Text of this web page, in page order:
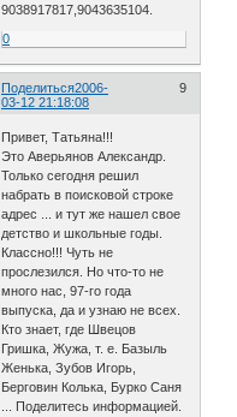
9038917817,9043635104.
0
Поделиться 9
2006-
03-12 21:18:08
Привет, Татьяна!!!
Это Аверьянов Александр.
Только сегодня решил
набрать в поисковой строке
адрес ... и тут же нашел свое
детство и школьные годы.
Классно!!! Чуть не
прослезился. Но что-то не
много нас, 97-го года
выпуска, да и узнаю не всех.
Кто знает, где Швецов
Гришка, Жужа, т. е. Базыль
Женька, Зубов Игорь,
Берговин Колька, Бурко Саня
... Поделитесь информацией.